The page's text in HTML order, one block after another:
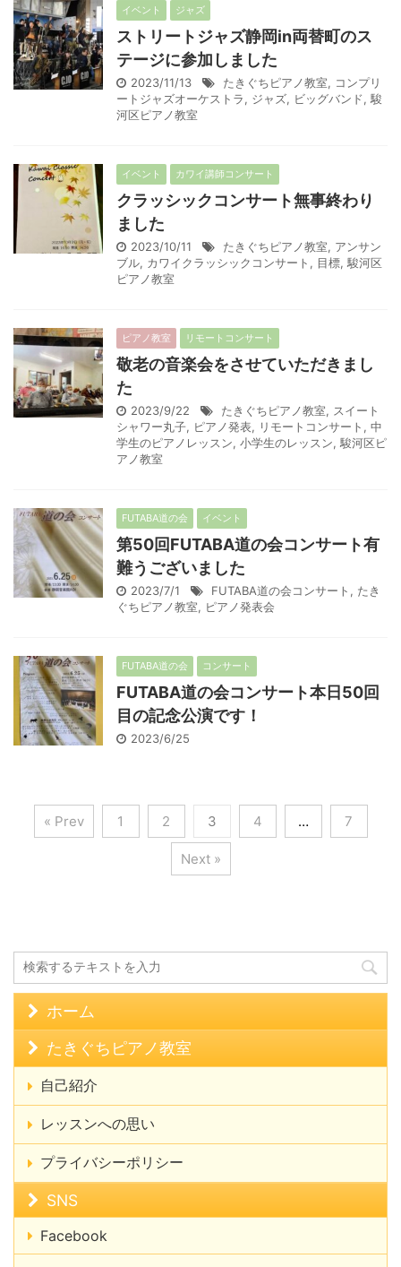
イベント ジャズ
ストリートジャズ静岡in両替町のス
テージに参加しました
2023/11/13 たきぐちピアノ教室, コンプリ
ートジャズオーケストラ, ジャズ, ビッグバンド, 駿
河区ピアノ教室
イベント カワイ講師コンサート
クラッシックコンサート無事終わり
ました
2023/10/11 たきぐちピアノ教室, アンサン
ブル, カワイクラッシックコンサート , 目標, 駿河区
ピアノ教室
ピアノ教室 リモートコンサート
敬老の音楽会をさせていただきまし
た
2023/9/22 たきぐちピアノ教室, スイート
シャワー丸子, ピアノ発表, リモートコンサート , 中
学生のピアノレッスン, 小学生のレッスン, 駿河区ピ
アノ教室
FUTABA道の会 イベント
第50回FUTABA道の会コンサート有
難うございました
2023/7/1 FUTABA道の会コンサート , たき
ぐちピアノ教室, ピアノ発表会
FUTABA道の会 コンサート
FUTABA道の会コンサート本日50回
目の記念公演です！
2023/6/25
« Prev 1 2 3 4 … 7
Next »
ホーム
たきぐちピアノ教室
自己紹介
レッスンへの思い
プライバシーポリシー
SNS
Facebook